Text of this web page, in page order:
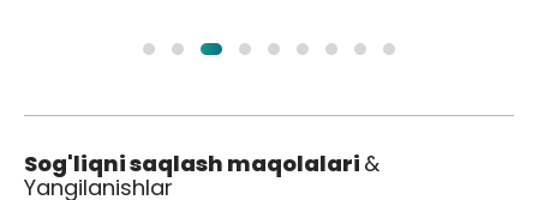
Sog'liqni saqlash maqolalari &
Yangilanishlar